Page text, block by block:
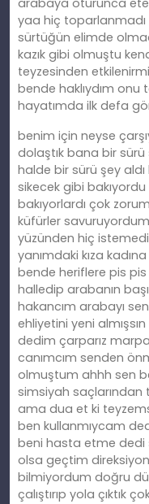
arabaya oturunca
yaa hiç
sürtüğün elimde
kazık gibi olmuştu
teyzesinden
bende haklıydım
hayatımda ilk defa
benim için neyse
dolaştık bana bir
halde bir sürü şey
sikecek gibi
bakıyorlardı çok
küfürler
yüzünden hiç
yanımdaki kıza
bende heriflere pis
halledip arabanın
hakancım arabayı
ehliyetini yeni
dedim çarparız
canımcım senden
olmuştum ahhh sen
simsiyah
ama dua et ki
ben kullanmıycam
beni hasta etme dedi
olsa geçtim
bilmiyordum doğru
çalıştırıp yola çıktık